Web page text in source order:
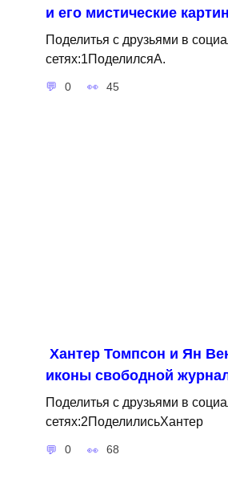
и его мистические
Поделитья с друзьями в
сетях:1ПоделилсяA.
0 45
Хантер Томпсон и Ян
иконы свободной
Поделитья с друзьями в
сетях:2ПоделилисьХантер
0 68